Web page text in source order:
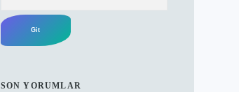
SON YORUMLAR